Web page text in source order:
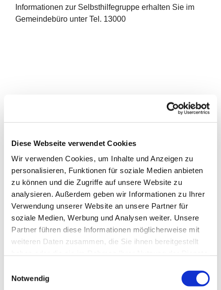
Diese Webseite verwendet Cookies
Wir verwenden Cookies, um Inhalte und Anzeigen zu
personalisieren, Funktionen für soziale Medien anbieten
zu können und die Zugriffe auf unsere Website zu
analysieren. Außerdem geben wir Informationen zu Ihrer
Verwendung unserer Website an unsere Partner für
soziale Medien, Werbung und Analysen weiter. Unsere
Partner führen diese Informationen möglicherweise mit
weiteren Daten zusammen, die Sie ihnen bereitgestellt
Notwendig
Informationen zur Selbsthilfegruppe erhalten Sie im
Gemeindebüro unter Tel. 13000
Dies könnte Sie auch